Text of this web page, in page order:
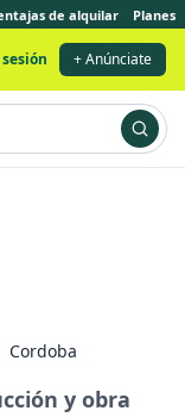
de alquilar Planes
+ Anúnciate
Cordoba
y obra